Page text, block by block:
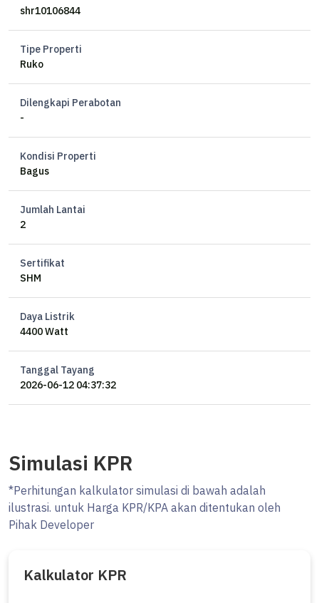
Harga Sewa
shr10106844
Tipe Properti
Ruko
Dilengkapi Perabotan
-
Kondisi Properti
Bagus
Jumlah Lantai
2
Sertifikat
SHM
Daya Listrik
4400 Watt
Tanggal Tayang
2026-06-12 04:37:32
Simulasi KPR
*Perhitungan kalkulator simulasi di bawah adalah
ilustrasi. untuk Harga KPR/KPA akan ditentukan oleh
Pihak Developer
Kalkulator KPR